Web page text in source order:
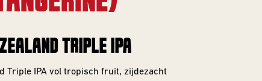
ZEALAND TRIPLE IPA
Triple IPA vol tropisch fruit, zijdezacht